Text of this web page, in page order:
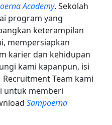
Academy. Sekolah
program yang
keterampilan
mempersiapkan
karier dan kehidupan
kami kapanpun, isi
Recruitment Team kami
untuk memberi
Sampoerna